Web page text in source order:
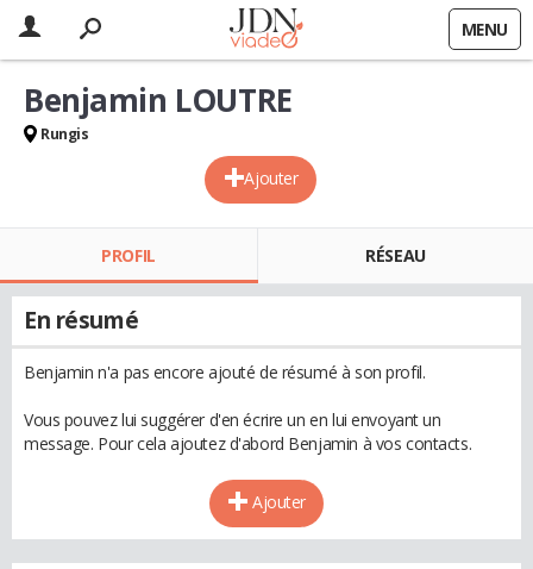
MENU
Ajouter
Benjamin LOUTRE
Rungis
PROFIL RÉSEAU
En résumé
Benjamin n'a pas encore ajouté de résumé à son profil.
Vous pouvez lui suggérer d'en écrire un en lui envoyant un
message. Pour cela ajoutez d'abord Benjamin à vos contacts.
Ajouter